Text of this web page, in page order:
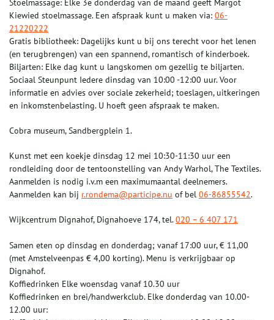
Stoelmassage: Elke 3e donderdag van de maand geeft Margot
Kiewied stoelmassage. Een afspraak kunt u maken via: 06-
21220222
Gratis bibliotheek: Dagelijks kunt u bij ons terecht voor het lenen
(en terugbrengen) van een spannend, romantisch of kinderboek.
Biljarten: Elke dag kunt u langskomen om gezellig te biljarten.
Sociaal Steunpunt Iedere dinsdag van 10:00 -12:00 uur. Voor
informatie en advies over sociale zekerheid; toeslagen, uitkeringen
en inkomstenbelasting. U hoeft geen afspraak te maken.
Cobra museum, Sandbergplein 1.
Kunst met een koekje dinsdag 12 mei 10:30-11:30 uur een
rondleiding door de tentoonstelling van Andy Warhol, The Textiles.
Aanmelden is nodig i.v.m een maximumaantal deelnemers.
Aanmelden kan bij r.rondema@participe.nu of bel 06-86855542.
Wijkcentrum Dignahof, Dignahoeve 174, tel.020 – 6 407 171
Samen eten op dinsdag en donderdag; vanaf 17:00 uur, € 11,00
(met Amstelveenpas € 4,00 korting). Menu is verkrijgbaar op
Dignahof.
Koffiedrinken Elke woensdag vanaf 10.30 uur
Koffiedrinken en brei/handwerkclub. Elke donderdag van 10.00-
12.00 uur: